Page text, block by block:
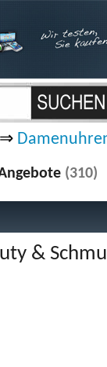
⇒
(310)
&